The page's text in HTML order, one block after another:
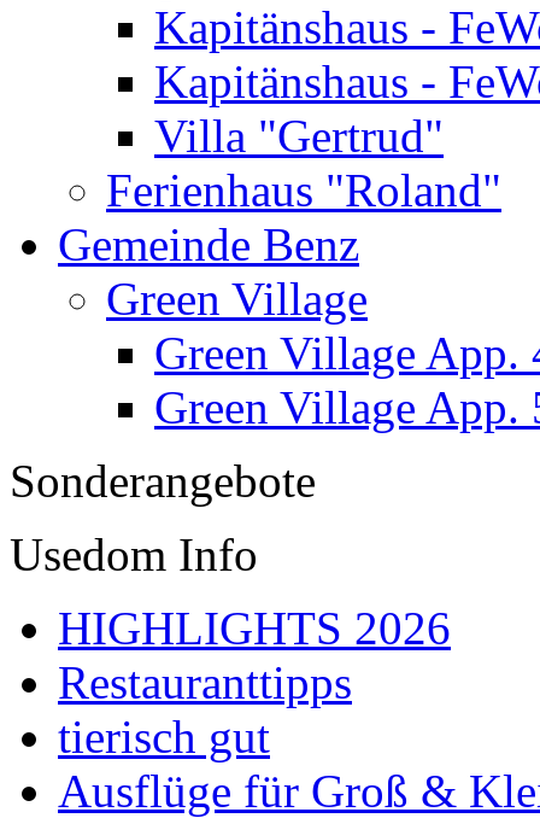
Kapitänshaus -
Kapitänshaus -
Villa "Gertrud"
Ferienhaus "Roland"
Gemeinde Benz
Green Village
Green Village App.
Green Village App.
Sonderangebote
Usedom Info
HIGHLIGHTS 2026
Restauranttipps
tierisch gut
Ausflüge für Groß &